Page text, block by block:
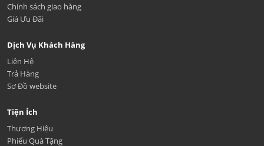
Chính sách giao hàng
Giá Ưu Đãi
Dịch Vụ Khách Hàng
Liên Hệ
Trả Hàng
Sơ Đồ website
Tiện Ích
Thương Hiệu
Phiếu Quà Tặng